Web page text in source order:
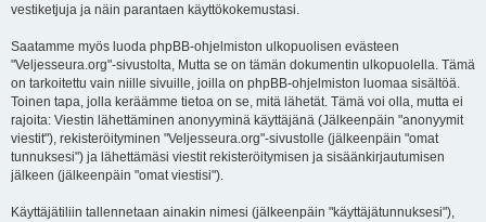
vestiketjuja ja näin parantaen käyttökokemustasi.
Saatamme myös luoda phpBB-ohjelmiston ulkopuolisen evästeen
"Veljesseura.org"-sivustolta, Mutta se on tämän dokumentin ulkopuolella. Tämä
on tarkoitettu vain niille sivuille, joilla on phpBB-ohjelmiston luomaa sisältöä.
Toinen tapa, jolla keräämme tietoa on se, mitä lähetät. Tämä voi olla, mutta ei
rajoita: Viestin lähettäminen anonyyminä käyttäjänä (Jälkeenpäin "anonyymit
viestit"), rekisteröityminen "Veljesseura.org"-sivustolle (jälkeenpäin "omat
tunnuksesi") ja lähettämäsi viestit rekisteröitymisen ja sisäänkirjautumisen
jälkeen (jälkeenpäin "omat viestisi").
Käyttäjätiliin tallennetaan ainakin nimesi (jälkeenpäin "käyttäjätunnuksesi"),